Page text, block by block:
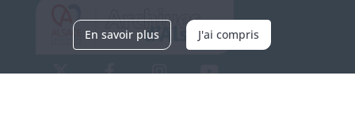
En savoir plus J'ai compris